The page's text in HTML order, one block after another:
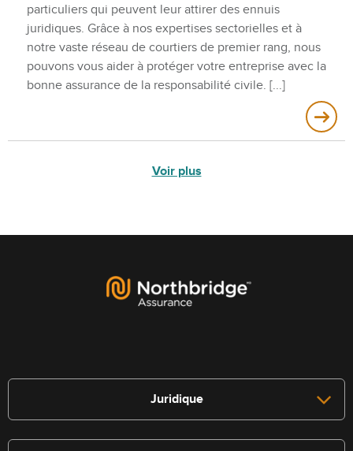
particuliers qui peuvent leur attirer des ennuis
juridiques. Grâce à nos expertises sectorielles et à
notre vaste réseau de courtiers de premier rang, nous
pouvons vous aider à protéger votre entreprise avec la
bonne assurance de la responsabilité civile.
Voir plus
Juridique